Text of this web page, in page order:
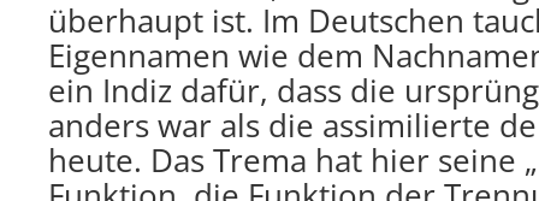
überhaupt ist. Im Deutschen
Eigennamen wie dem
ein Indiz dafür, dass die
anders war als die assimilierte
heute. Das Trema hat hier seine